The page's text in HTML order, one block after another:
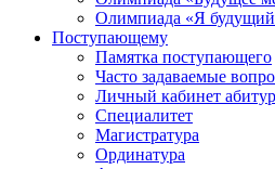
Олимпиада «Я будущий
Поступающему
Памятка поступающего
Часто задаваемые
Личный кабинет
Специалитет
Магистратура
Ординатура